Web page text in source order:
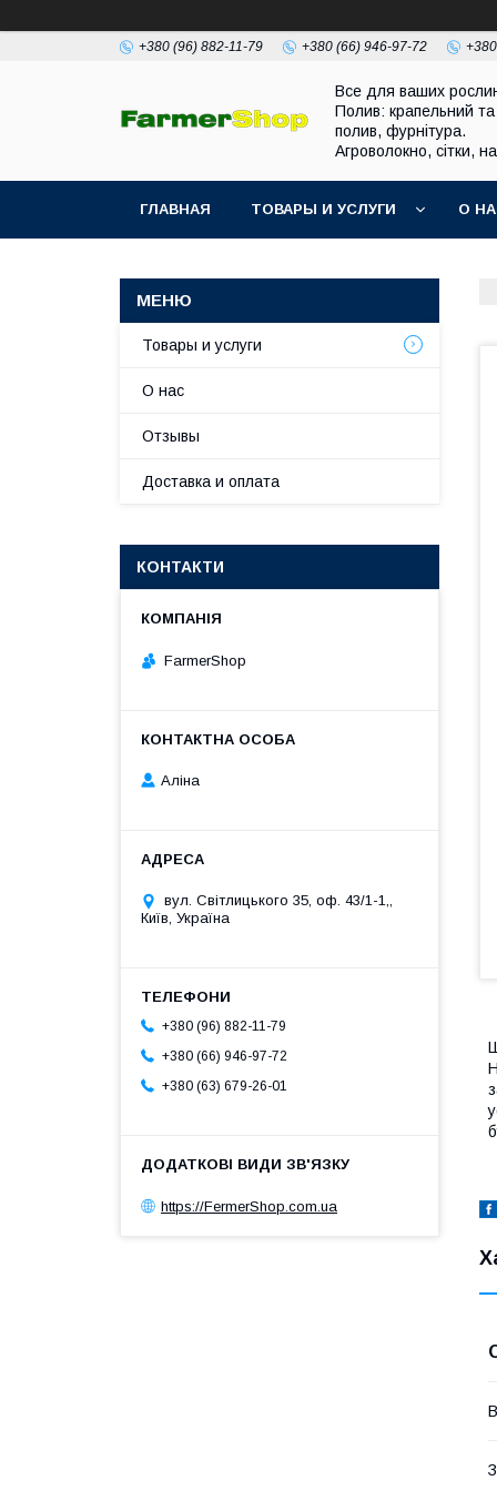
+380 (96) 882-11-79 +380 (66) 946-97-72
Все для ваших
Полив: крапельний та
полив, фурнітура.
Агроволокно, сітки,
ГЛАВНАЯ ТОВАРЫ И УСЛУГИ О
Товары и услуги
О нас
Отзывы
Доставка и оплата
КОНТАКТИ
FarmerShop
Аліна
вул. Світлицького 35, оф. 43/1-1,,
Київ, Україна
+380 (96) 882-11-79
+380 (66) 946-97-72
+380 (63) 679-26-01
https://FermerShop.com.ua